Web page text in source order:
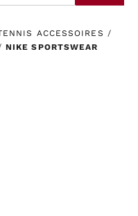
ACCESSOIRES /
NIKE SPORTSWEAR